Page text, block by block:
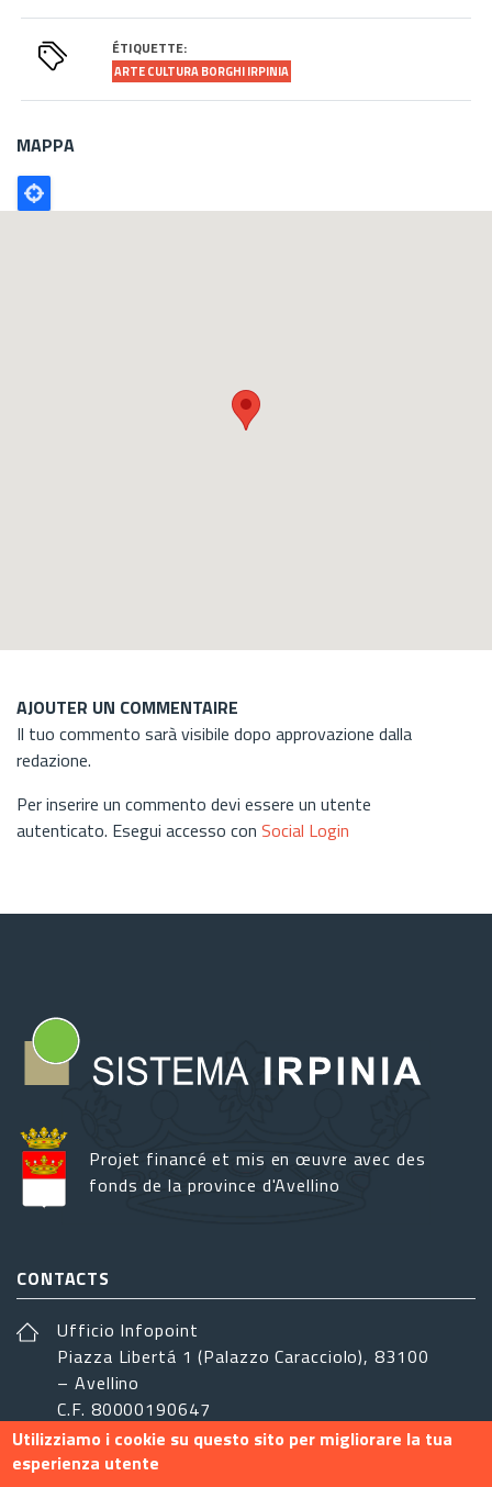
ÉTIQUETTE:
ARTE CULTURA BORGHI IRPINIA
MAPPA
Poligono
GEO
AJOUTER UN COMMENTAIRE
Il tuo commento sarà visibile dopo approvazione dalla
redazione.
Per inserire un commento devi essere un utente
autenticato. Esegui accesso con Social Login
Projet financé et mis en œuvre avec des
fonds de la province d'Avellino
CONTACTS
Ufficio Infopoint
Piazza Libertá 1 (Palazzo Caracciolo), 83100
– Avellino
C.F. 80000190647
sistemairpinia@provincia.avellino.it
Utilizziamo i cookie su questo sito per migliorare la tua
esperienza utente